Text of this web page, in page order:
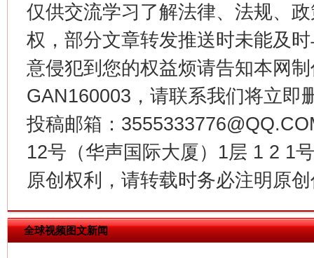
仅供交流学习了解法律、法规、
权，部分文章转发推送时未能及
意侵犯到您的权益烦请告知本网
GAN160003，请联系我们将立即
投稿邮箱：
12号（华声国际大厦）1层 1 2 1
原创权利，请转载时务必注明原
全球视频图文新闻
在谋一域中谋全局
今